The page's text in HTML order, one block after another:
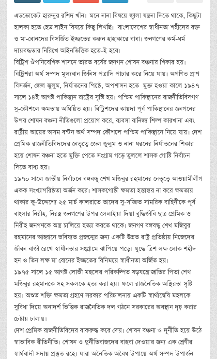
এডভোকেট হারুনুর রশিদ খাঁন॥ মনে নানা বিষয়ে জ্বালা যন্ত্রনা দিতে থাকে, কিছুটা
হালকা হতে হেড লাইন বিষয়ে কিছু লিখছি। বাংলাদেশের স্বাধীনতা শহীদের রক্ত
ও মা-বোনদের বিসর্জিত ইজ্জতের করুন হাহাকারে বাধা। জনগণের কর্ম-ধর্ম
দায়বদ্ধতার নিরিখে আইনভিত্তিক হতে-ই হবে।
বিট্রিশ ঔপনিবেশিক শাসনে ভারত বর্ষের জনগন শোষন বঞ্চনার শিকার হয়।
বিট্রিশরা অর্থ সম্পদ মূল্যবান জিনিস পত্রাদি পাচার করে নিয়ে যায়। অগণিত প্রাণ
বিসর্জন, জেল জুলুম, নির্যাতনের পিষ্ঠে, অপশাসন হতে মুক্ত হওয়া কালে ১৯৪৭
সালে ১৪ই আগষ্ট পাকিস্থান রাষ্ট্রের সৃস্টি হয়। পশ্চিম পাকিস্থানের রাজনীতিবিদগণ
সু-কৌশলে ক্ষমতায় অধিষ্ঠিত হয়। বিট্রিশদের কায়দা পূর্ব পাকিস্থানের জনগনের
উপর শোষন বঞ্চনা নীতিগুলো প্রয়োগ করে, ব্যবসা বানিজ্য শিল্প কারখানা এবং
রাষ্ট্রীয় আয়ের অসম বন্টন অর্থ সম্পদ কৌশলে পশ্চিম পাকিস্থানে নিয়ে যায়। দেশ
প্রেমিক রাজনীতিবিদদের নেতৃত্বে জেল জুলুম ও নানা ধরনের নির্যাতনের শিকার
হয়ে শোষন বঞ্চনা হতে মুক্তি পেতে সংগ্রাম গড়ে তুললে শাসক গোষ্টি নির্বাচন
দিতে বাধ্য হয়।
১৯৭০ সালে জাতীয় নির্বাচনে বঙ্গবন্ধু শেখ মজিবুর রহমানের নেতৃত্বে আওয়ামীলীগ
একক সংখ্যাগরিষ্ঠতা অর্জন করে। শাসকগোষ্ঠী ক্ষমতা হস্তান্তর না করে ক্ষমতায়
থাকার কু-উদ্দেশ্যে ২৫ মার্চ কালরাতে তাদের সু-সজ্জিত সামরিক বাহিনীকে পূর্ব
বাংলার নিরীহ, নিরস্ত্র জনগণের উপর লেলাইয়া দিয়া বুদ্ধিজীবি ছাত্র প্রেমিক ও
নিরীহ জনগণকে অস্ত্র চালিয়ে হত্যা করতে থাকে। জনগণ বঙ্গবন্ধু শেখ মজিবুর
রহমানের আহ্বানে ভবিষ্যত প্রজন্মের জন্য একটি উন্নত রাষ্ট্র প্রতিষ্ঠায় নিজেদের
জীবন বাজী রেখে স্বাধীনতার সংগ্রামে ঝাপিয়ে পড়ে। যুদ্ধে ত্রিশ লক্ষ লোক শহীদ
হন ও তিন লক্ষ মা বোনের ইজ্জতের বিনিময়ে স্বাধীনতা অর্জিত হয়।
১৯৭৫ সালে ১৫ আগষ্ট লোভী মহলের পরিকল্পিত ষড়যন্ত্রে জাতির পিতা শেখ
মজিবুর রহমানকে সহ সকলকে হত্য করা হয়। ফলে রাজনৈতিক অস্থিরতা সৃষ্টি
হয়। অশুভ শক্তি ক্ষমতা গ্রহণে সরকার পরিচালনায় একটি স্বার্থান্বেষি মহলকে
সুবিধা দিয়ে অনাদর্শ ভিত্তিক রাজনৈতিক দল গঠনে সরকারের অবস্থান দৃঢ় করার
চেষ্টায় চালায়।
দেশ প্রেমিক রাজনীতিবিদের বাকরুদ্ধ করে দেয়। শোষন বঞ্চনা ও দূর্নীতি হয়ে উঠে
স্বাভাবিক রীতিনীতি। শোষন ও দুর্নীতিবাজদের বাহবা দেওয়ার জন্য এক শ্রেণীর
স্বার্থবাদী সদায় প্রস্তুত রহে। যারা অনৈতিক অবৈধ উপায়ে অর্থ সম্পদ উপার্জন